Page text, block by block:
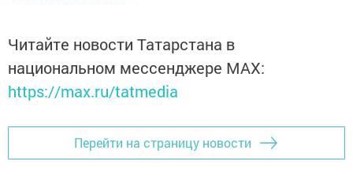
Читайте новости Татарстана в
национальном мессенджере MАХ:
https://max.ru/tatmedia
Перейти на страницу новости